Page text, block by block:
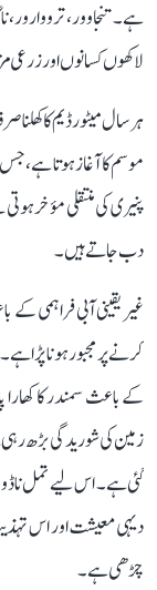
ہے۔ تنجاوور، ترووارور،
لاکھوں کسانوں اور زرعی
ہر سال میٹور ڈیم کا
موسم کا آغاز ہوتا ہے،
پنیری کی منتقلی مؤخر
دب جاتے ہیں۔
غیر یقینی آبی فراہمی
کرنے پر مجبور ہونا پڑا
کے باعث سمندر کا
زمین کی شوریدگی بڑھ
گئی ہے۔ اس لیے تمل ناڈو
دیہی معیشت اور اس
چڑھی ہے۔